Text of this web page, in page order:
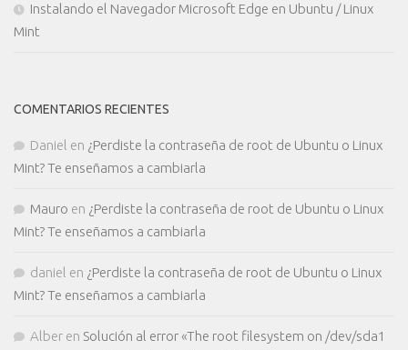
Instalando el Navegador Microsoft Edge en Ubuntu / Linux
Mint
COMENTARIOS RECIENTES
Daniel en ¿Perdiste la contraseña de root de Ubuntu o Linux
Mint? Te enseñamos a cambiarla
Mauro en ¿Perdiste la contraseña de root de Ubuntu o Linux
Mint? Te enseñamos a cambiarla
daniel en ¿Perdiste la contraseña de root de Ubuntu o Linux
Mint? Te enseñamos a cambiarla
Alber en Solución al error «The root filesystem on /dev/sda1